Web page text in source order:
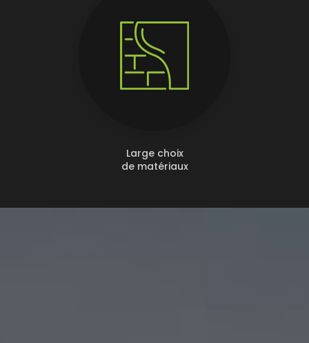
Large choix
de matériaux